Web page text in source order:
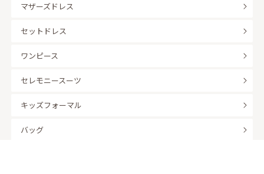
マザーズドレス
セットドレス
ワンピース
セレモニースーツ
キッズフォーマル
バッグ